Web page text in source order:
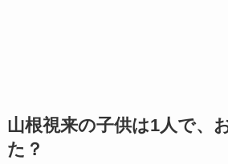
山根視来の子供は1人で、
た？